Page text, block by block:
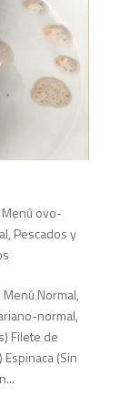
Menú ovo-
, Pescados y
Normal,
normal,
Filete de
(Sin